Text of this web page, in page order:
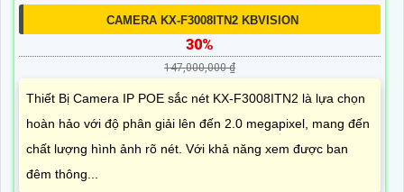
CAMERA KX-F3008ITN2 KBVISION
30%
147,000,000 ₫
Thiết Bị Camera IP POE sắc nét KX-F3008ITN2 là lựa chọn
hoàn hảo với độ phân giải lên đến 2.0 megapixel, mang đến
chất lượng hình ảnh rõ nét. Với khả năng xem được ban
đêm thông...